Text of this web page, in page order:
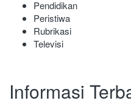
Pendidikan
Peristiwa
Rubrikasi
Televisi
Informasi